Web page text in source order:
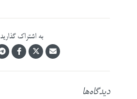
به اشتراک گذارید
دیدگاه‌ها